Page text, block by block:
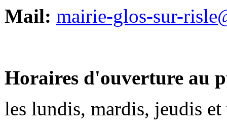
Mail: mairie-glos-sur-
Horaires d'ouverture au
les lundis, mardis, jeudis et